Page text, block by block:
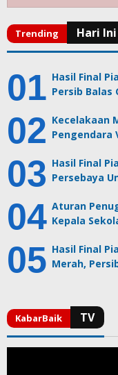
Hasil Final
Persib Balas
Kecelakaan
Pengendara
Hasil Final
Persebaya
Aturan
Kepala
Hasil Final
Merah,